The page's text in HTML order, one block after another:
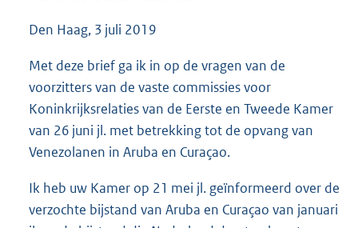
Den Haag, 3 juli 2019
Met deze brief ga ik in op de vragen van de
voorzitters van de vaste commissies voor
Koninkrijksrelaties van de Eerste en Tweede Kamer
van 26 juni jl. met betrekking tot de opvang van
Venezolanen in Aruba en Curaçao.
Ik heb uw Kamer op 21 mei jl. geïnformeerd over de
verzochte bijstand van Aruba en Curaçao van januari